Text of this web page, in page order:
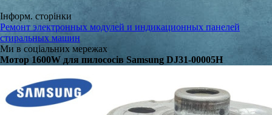
Інформ. сторінки
Ремонт электронных модулей и индикационных панелей
стиральных машин
Ми в соціальних мережах
Мотор 1600W для пилососів Samsung DJ31-00005H